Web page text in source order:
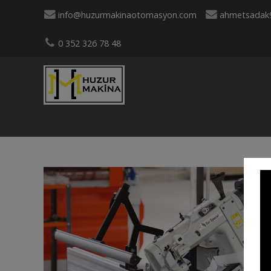
info@huzurmakinaotomasyon.com
0 352 326 78 48